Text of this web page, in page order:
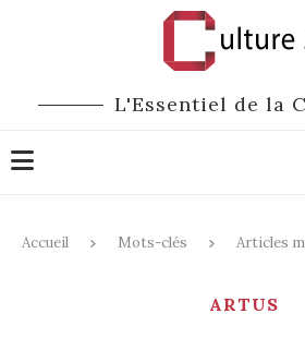
L'Essentiel de la
Accueil Mots-clés Articles
ARTUS